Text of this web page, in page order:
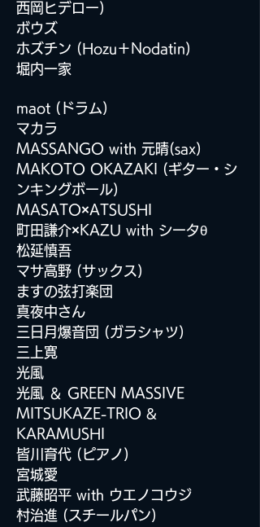
西岡ヒデロー)
ボウズ
ホズチン (Hozu＋Nodatin)
堀内一家
maot (ドラム)
マカラ
MASSANGO with 元晴(sax)
MAKOTO OKAZAKI (ギター・シ
ンキングボール)
MASATO×ATSUSHI
町田謙介× KAZU with シータθ
松延慎吾
マサ高野 (サックス)
ますの弦打楽団
真夜中さん
三日月爆音団 (ガラシャツ)
三上寛
光風
光風 ＆ GREEN MASSIVE
MITSUKAZE-TRIO &
KARAMUSHI
皆川育代 (ピアノ)
宮城愛
武藤昭平 with ウエノコウジ
村治進 (スチールパン)